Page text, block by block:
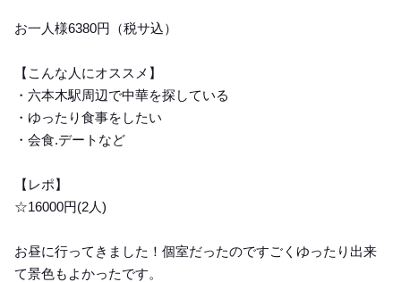
お一人様6380円（税サ込）
【こんな人にオススメ】
・六本木駅周辺で中華を探している
・ゆったり食事をしたい
・会食.デートなど
【レポ】
☆16000円(2人)
お昼に行ってきました！個室だったのですごくゆったり出来
て景色もよかったです。